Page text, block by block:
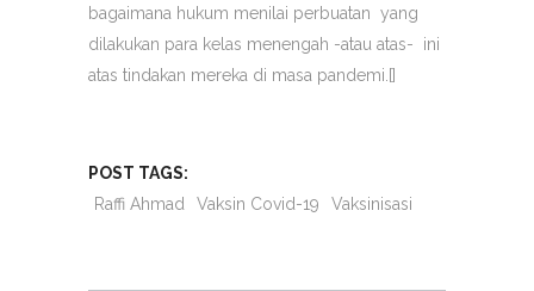
bagaimana hukum menilai perbuatan yang
dilakukan para kelas menengah -atau atas- ini
atas tindakan mereka di masa pandemi.[]
POST TAGS:
Raffi Ahmad
Vaksin Covid-19 Vaksinisasi